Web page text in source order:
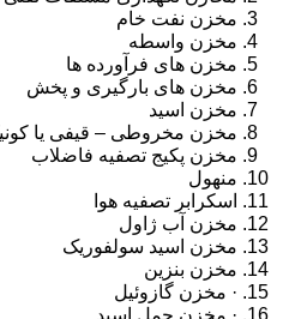
مخزن نفت خام
مخزن واسطه
مخزن های فرآورده ها
مخزن های بارگیری و پخش
مخزن اسید
مخزن مخروطی – قیفی یا
مخزن پکیج تصفیه فاضلاب
منهول
اسکرابر تصفیه هوا
مخزن آب ژاول
مخزن اسید سولفوریک
مخزن بنزین
· مخزن گازوئیل
· مخزن حمل اسید